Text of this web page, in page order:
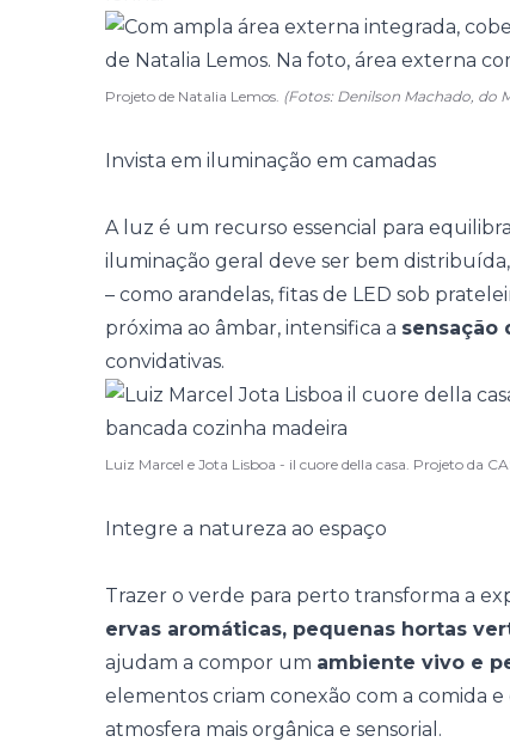
Projeto de Natalia Lemos. (Fotos: Denilson Machado, do
Invista em iluminação em camadas
A luz é um recurso essencial para
iluminação geral deve ser bem
– como arandelas, fitas de LED sob
próxima ao âmbar, intensifica a sensação
convidativas.
Luiz Marcel e Jota Lisboa - il cuore della casa. Projeto da
Integre a natureza ao espaço
Trazer o verde para perto transforma a
ervas aromáticas, pequenas hortas
ajudam a compor um ambiente vivo e
elementos criam conexão com a comida
atmosfera mais orgânica e sensorial.